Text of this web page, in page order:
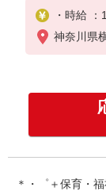
・時給
※交通費
※雇用期
※給与幅
神奈川県
＊・゜＋保育・